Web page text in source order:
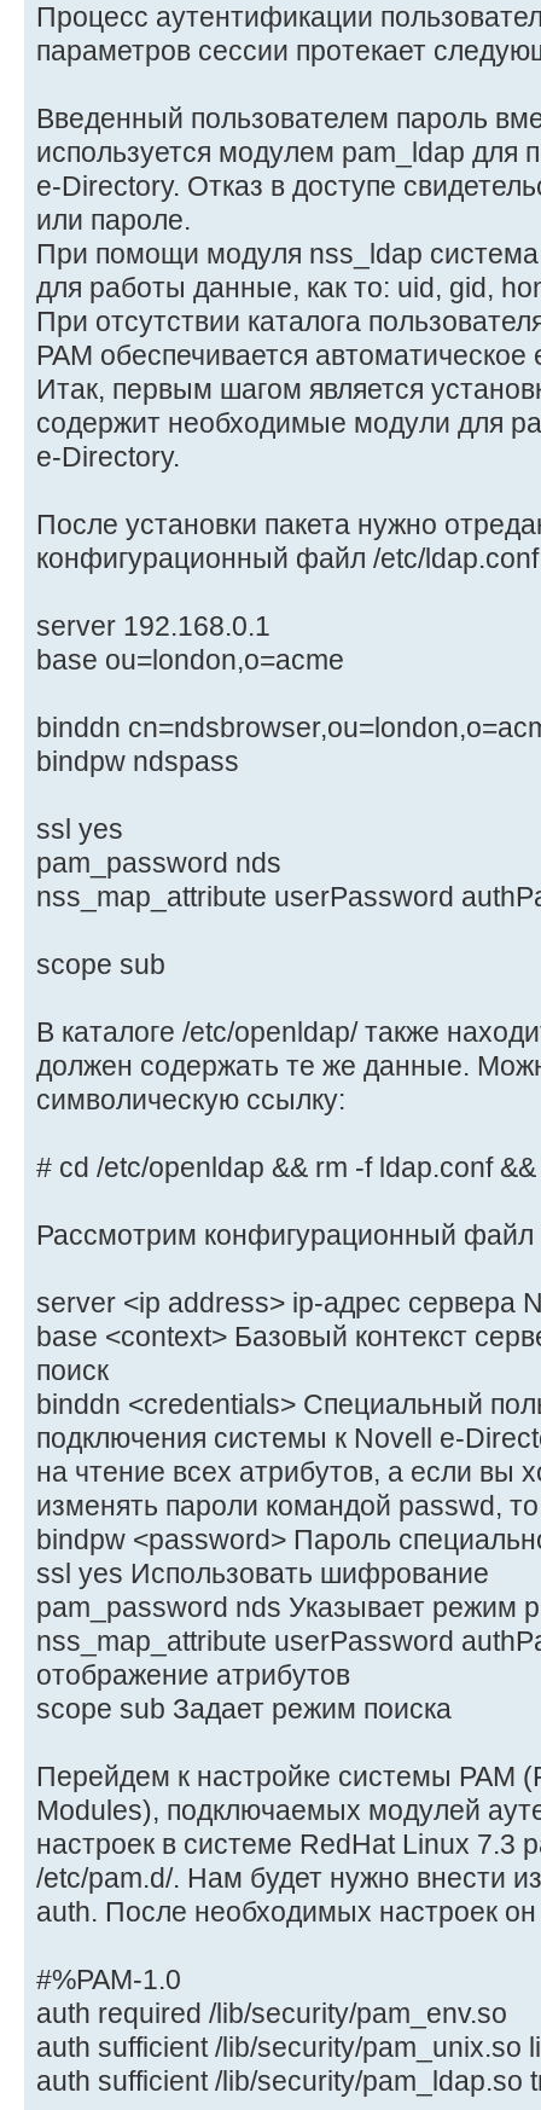
Процесс аутентификации
параметров сессии протекает
Введенный пользователем пароль
используется модулем pam_ldap для
e-Directory. Отказ в доступе
или пароле.
При помощи модуля nss_ldap
для работы данные, как то: uid, gid,
При отсутствии каталога
PAM обеспечивается автоматическое
Итак, первым шагом является
содержит необходимые модули для
e-Directory.
После установки пакета нужно
конфигурационный файл /etc/
server 192.168.0.1
base ou=london,o=acme
binddn
bindpw ndspass
ssl yes
pam_password nds
nss_map_attribute userPassword
scope sub
В каталоге /etc/openldap/ также
должен содержать те же данные.
символическую ссылку:
# cd /etc/openldap && rm -f ldap.conf
Рассмотрим конфигурационный файл
server <ip address> ip-адрес сервера
base <context> Базовый контекст
поиск
binddn <credentials> Специальный
подключения системы к Novell e-
на чтение всех атрибутов, а если вы
изменять пароли командой passwd,
bindpw <password> Пароль
ssl yes Использовать шифрование
pam_password nds Указывает режим
nss_map_attribute userPassword
отображение атрибутов
scope sub Задает режим поиска
Перейдем к настройке системы PAM
Modules), подключаемых модулей
настроек в системе RedHat Linux 7.3
/etc/pam.d/. Нам будет нужно внести
auth. После необходимых настроек
#%PAM-1.0
auth required /lib/security/pam_env.so
auth sufficient /lib/security/pam_unix.so
auth sufficient /lib/security/pam_ldap.so